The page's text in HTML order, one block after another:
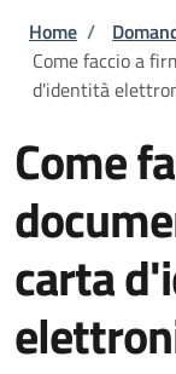
Briciole
Home /
Come faccio a
d'identità
Come
carta